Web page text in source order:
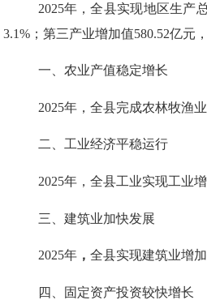
2025年，全县实现地区生产
3.1%；第三产业增加值580.52亿元
一、农业产值稳定增长
2025年，全县完成农林牧渔
二、工业经济平稳运行
2025年，全县工业实现工业
三、建筑业加快发展
2025年， 全县实现建筑业增
四、固定资产投资较快增长